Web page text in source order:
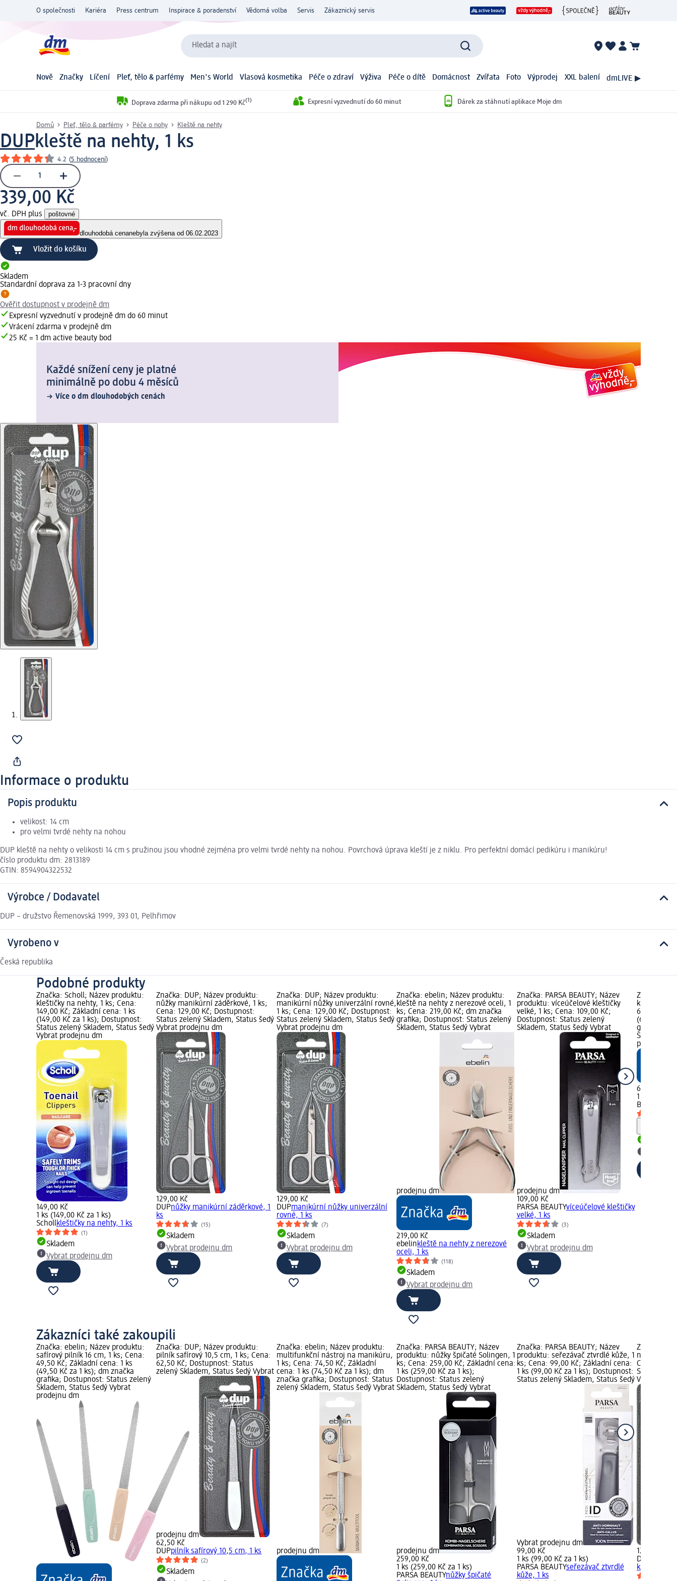
O společnosti Kariéra Press centrum Inspirace & poradenství Vědomá volba Servis Zákaznický servis
Hledat a najít
Nově Značky Líčení Pleť, tělo & parfémy Men's World Vlasová kosmetika Péče o zdraví Výživa Péče o dítě Domácnost Zvířata Foto Výprodej XXL balení dmLIVE ▶
Doprava zdarma při nákupu od 1 290 Kč(1) Expresní vyzvednutí do 60 minut Dárek za stáhnutí aplikace Moje dm
Domů Pleť, tělo & parfémy Péče o nohy Kleště na nehty
DUPkleště na nehty, 1 ks
4.2 (5 hodnocení)
339,00 Kč
vč. DPH plus poštovné
dlouhodobá cenanebyla zvýšena od 06.02.2023
Vložit do košíku
Skladem
Standardní doprava za 1-3 pracovní dny
Ověřit dostupnost v prodejně dm
Expresní vyzvednutí v prodejně dm do 60 minut
Vrácení zdarma v prodejně dm
25 Kč = 1 dm active beauty bod
Každé snížení ceny je platné
minimálně po dobu 4 měsíců
Více o dm dlouhodobých cenách
Informace o produktu
Popis produktu
velikost: 14 cm
pro velmi tvrdé nehty na nohou
DUP kleště na nehty o velikosti 14 cm s pružinou jsou vhodné zejména pro velmi tvrdé nehty na nohou. Povrchová úprava kleští je z niklu. Pro perfektní domácí pedikúru i manikúru!
číslo produktu dm: 2813189
GTIN: 8594904322532
Výrobce / Dodavatel
DUP – družstvo Řemenovská 1999, 393 01, Pelhřimov
Vyrobeno v
Česká republika
Podobné produkty
Značka: Scholl; Název produktu:
kleštičky na nehty, 1 ks; Cena:
149,00 Kč; Základní cena: 1 ks
(149,00 Kč za 1 ks); Dostupnost:
Status zelený Skladem, Status šedý
Vybrat prodejnu dm
149,00 Kč
1 ks (149,00 Kč za 1 ks)
Schollkleštičky na nehty, 1 ks
(1)
Skladem
Vybrat prodejnu dm
Značka: DUP; Název produktu:
nůžky manikúrní záděrkové, 1 ks;
Cena: 129,00 Kč; Dostupnost:
Status zelený Skladem, Status šedý
Vybrat prodejnu dm
129,00 Kč
DUPnůžky manikúrní záděrkové, 1
ks
(15)
Skladem
Vybrat prodejnu dm
Značka: DUP; Název produktu:
manikúrní nůžky univerzální rovné,
1 ks; Cena: 129,00 Kč; Dostupnost:
Status zelený Skladem, Status šedý
Vybrat prodejnu dm
129,00 Kč
DUPmanikúrní nůžky univerzální
rovné, 1 ks
(7)
Skladem
Vybrat prodejnu dm
Značka: ebelin; Název produktu:
kleště na nehty z nerezové oceli, 1
ks; Cena: 219,00 Kč; dm značka
grafika; Dostupnost: Status zelený
Skladem, Status šedý Vybrat
prodejnu dm
219,00 Kč
ebelinkleště na nehty z nerezové
oceli, 1 ks
(118)
Skladem
Vybrat prodejnu dm
Značka: PARSA BEAUTY; Název
produktu: víceúčelové kleštičky
velké, 1 ks; Cena: 109,00 Kč;
Dostupnost: Status zelený
Skladem, Status šedý Vybrat
prodejnu dm
109,00 Kč
PARSA BEAUTYvíceúčelové kleštičky
velké, 1 ks
(3)
Skladem
Vybrat prodejnu dm
Značka:
kleštičky
69,50 Kč;
(69,50 Kč
grafika;
Skladem,
prodejnu
69,50 Kč
1 ks (69,50
Balea
Zákazníci také zakoupili
Značka: ebelin; Název produktu:
safírový pilník 16 cm, 1 ks; Cena:
49,50 Kč; Základní cena: 1 ks
(49,50 Kč za 1 ks); dm značka
grafika; Dostupnost: Status zelený
Skladem, Status šedý Vybrat
prodejnu dm
Značka: DUP; Název produktu:
pilník safírový 10,5 cm, 1 ks; Cena:
62,50 Kč; Dostupnost: Status
zelený Skladem, Status šedý Vybrat
prodejnu dm
62,50 Kč
DUPpilník safírový 10,5 cm, 1 ks
(2)
Skladem
Značka: ebelin; Název produktu:
multifunkční nástroj na manikúru,
1 ks; Cena: 74,50 Kč; Základní
cena: 1 ks (74,50 Kč za 1 ks); dm
značka grafika; Dostupnost: Status
zelený Skladem, Status šedý Vybrat
prodejnu dm
Značka: PARSA BEAUTY; Název
produktu: nůžky špičaté Solingen, 1
ks; Cena: 259,00 Kč; Základní cena:
1 ks (259,00 Kč za 1 ks);
Dostupnost: Status zelený
Skladem, Status šedý Vybrat
prodejnu dm
259,00 Kč
1 ks (259,00 Kč za 1 ks)
PARSA BEAUTYnůžky špičaté
Značka: PARSA BEAUTY; Název
produktu: seřezávač ztvrdlé kůže, 1
ks; Cena: 99,00 Kč; Základní cena:
1 ks (99,00 Kč za 1 ks); Dostupnost:
Status zelený Skladem, Status šedý
Vybrat prodejnu dm
99,00 Kč
1 ks (99,00 Kč za 1 ks)
PARSA BEAUTYseřezávač ztvrdlé
kůže, 1 ks
Značka:
nůžky
Cena:
Status
Vybrat
129,00 Kč
DUP
ks